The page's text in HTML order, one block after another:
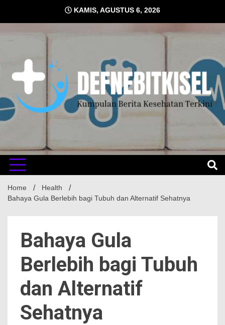
content
KAMIS, AGUSTUS 6, 2026
Home
Health
Bahaya Gula Berlebih bagi Tubuh dan Alternatif Sehatnya
Bahaya Gula
Berlebih bagi Tubuh
dan Alternatif
Sehatnya